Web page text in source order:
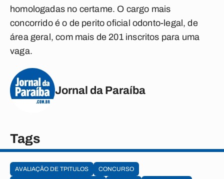
homologadas no certame. O cargo mais
concorrido é o de perito oficial odonto-legal, de
área geral, com mais de 201 inscritos para uma
vaga.
Jornal da Paraíba
Tags
AVALIAÇÃO DE TPITULOS
CONCURSO